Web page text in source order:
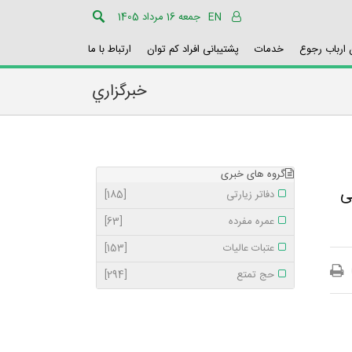
جمعه 16 مرداد 1405 EN
رجوع خدمات پشتیبانی افراد کم توان ارتباط با ما
خبرگزاري
گروه های خبری
دفاتر زیارتی
[185]
عمره مفرده
[63]
عتبات عالیات
[153]
حج تمتع
[294]